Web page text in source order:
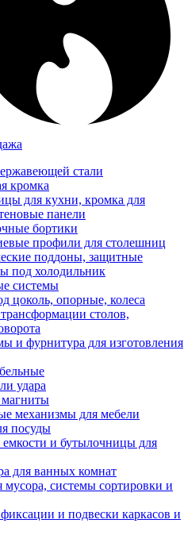
стали
кромка
для кухни, кромка для
панели
бортики
профили для столешниц
поддоны, защитные
под холодильник
системы
цоколь, опорные, колеса
столов,
и фурнитура для изготовления
удара
механизмы для мебели
посуды
емкости и бутылочницы для
для ванных комнат
мусора, системы сортировки и
и подвески каркасов и